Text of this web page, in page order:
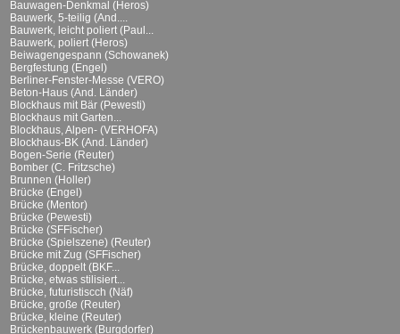
Bauwagen-Denkmal (Heros)
Bauwerk, 5-teilig (And....
Bauwerk, leicht poliert (Paul...
Bauwerk, poliert (Heros)
Beiwagengespann (Schowanek)
Bergfestung (Engel)
Berliner-Fenster-Messe (VERO)
Beton-Haus (And. Länder)
Blockhaus mit Bär (Pewesti)
Blockhaus mit Garten...
Blockhaus, Alpen- (VERHOFA)
Blockhaus-BK (And. Länder)
Bogen-Serie (Reuter)
Bomber (C. Fritzsche)
Brunnen (Holler)
Brücke (Engel)
Brücke (Mentor)
Brücke (Pewesti)
Brücke (SFFischer)
Brücke (Spielszene) (Reuter)
Brücke mit Zug (SFFischer)
Brücke, doppelt (BKF...
Brücke, etwas stilisiert...
Brücke, futuristiscch (Näf)
Brücke, große (Reuter)
Brücke, kleine (Reuter)
Brückenbauwerk (Burgdorfer)